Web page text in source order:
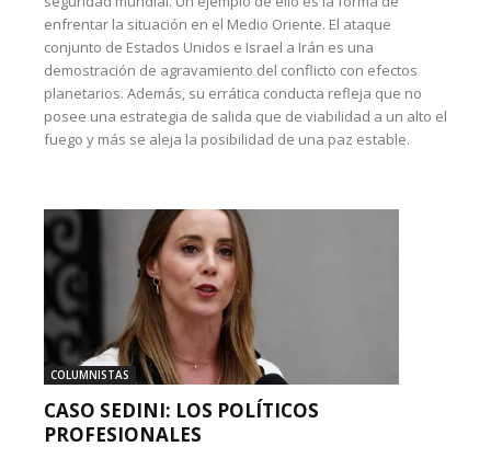
enfrentar la situación en el Medio Oriente. El ataque
conjunto de Estados Unidos e Israel a Irán es una
demostración de agravamiento del conflicto con efectos
planetarios. Además, su errática conducta refleja que no
posee una estrategia de salida que de viabilidad a un alto el
fuego y más se aleja la posibilidad de una paz estable.
COLUMNISTAS
CASO SEDINI: LOS POLÍTICOS
PROFESIONALES